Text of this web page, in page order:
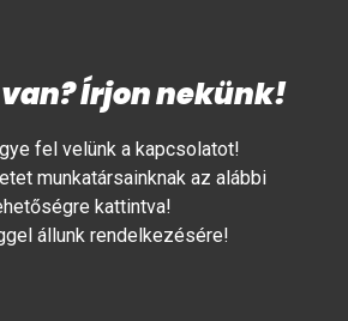
Írjon nekünk!
fel velünk a kapcsolatot!
munkatársainknak az alábbi
kattintva!
állunk rendelkezésére!